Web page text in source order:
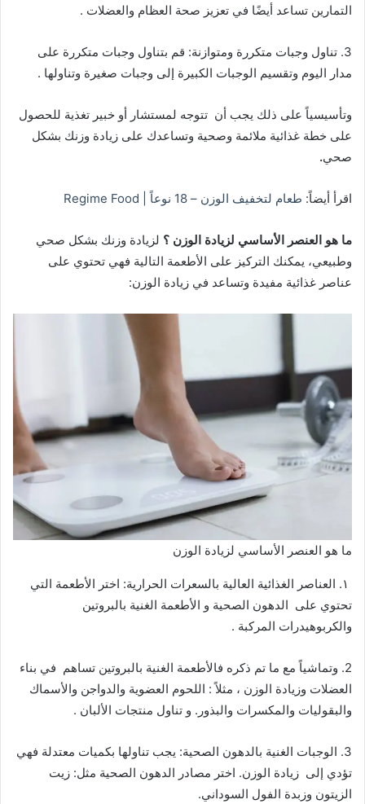
التمارين تساعد أيضًا في تعزيز صحة العظام والعضلات .
3. تناول وجبات متكررة ومتوازنة: قم بتناول وجبات متكررة على
مدار اليوم وتقسيم الوجبات الكبيرة إلى وجبات صغيرة وتناولها .
وتأسيسياً على ذلك يجب أن تتوجه لمستشار أو خبير تغذية للحصول
على خطة غذائية ملائمة وصحية وتساعدك على زيادة وزنك بشكل
صحي.
اقرأ أيضاً: طعام لتخفيف الوزن – 18 نوعاً | Regime Food
ما هو العنصر الأساسي لزيادة الوزن ؟ لزيادة وزنك بشكل صحي
وطبيعي، يمكنك التركيز على الأطعمة التالية فهي تحتوي على
عناصر غذائية مفيدة وتساعد في زيادة الوزن:
ما هو العنصر الأساسي لزيادة الوزن
١. العناصر الغذائية العالية بالسعرات الحرارية: اختر الأطعمة التي
تحتوي على الدهون الصحية و الأطعمة الغنية بالبروتين
والكربوهيدرات المركبة .
2. وتماشياً مع ما تم ذكره فالأطعمة الغنية بالبروتين تساهم في بناء
العضلات وزيادة الوزن ، مثلاً : اللحوم العضوية والدواجن والأسماك
والبقوليات والمكسرات والبذور. و تناول منتجات الألبان .
3. الوجبات الغنية بالدهون الصحية: يجب تناولها بكميات معتدلة فهي
تؤدي إلى زيادة الوزن. اختر مصادر الدهون الصحية مثل: زيت
الزيتون وزبدة الفول السوداني.